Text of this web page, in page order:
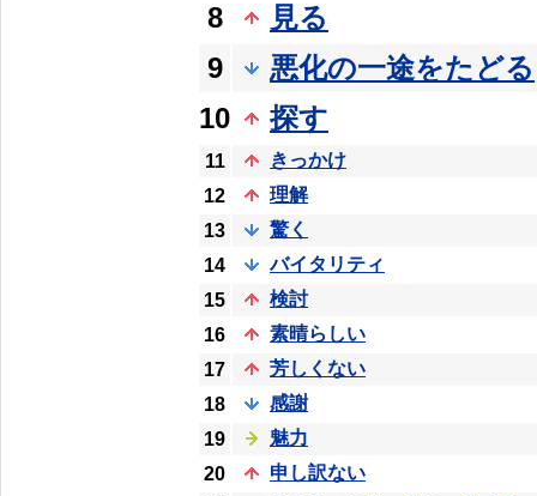
8
見る
9
悪化の一途をたどる
10
探す
11
きっかけ
12
理解
13
驚く
14
バイタリティ
15
検討
16
素晴らしい
17
芳しくない
18
感謝
19
魅力
20
申し訳ない